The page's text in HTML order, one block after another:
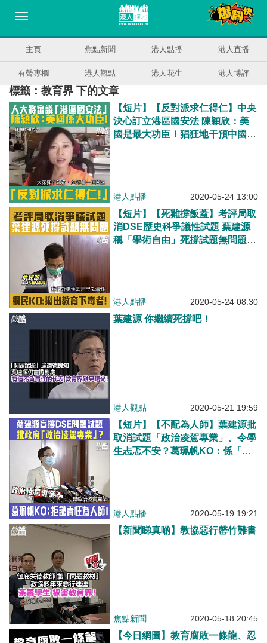
主頁 焦點新聞 港人點播 港人直播
有聲專欄 港人觀點 港人花生 港人博評
標籤：教育界 下的文章
【短片】【反對派求仁得仁】中央
決心訂立港區國安法 陳穎欣：美
國是最大功臣！猖狂地干預中國事
港人點播 2020-05-24 13:00
【短片】【死雞撐飯蓋】考評局取
消DSE歷史科爭議性試題 葉建源
稱「學術自由」死撐試題無問題
港人點播 2020-05-24 08:30
葉建源 你繼續死撐吧！
港人觀點 2020-05-21 19:59
【短片】【不配為人師】葉建源批
取消試題「政治凌駕專業」、令學
生忐忑不安？葛珮帆KO：係「黃
港人點播 2020-05-19 19:21
【新聞睇真啲】教協惡行罄竹難書
焦點新聞 2020-05-18 20:45
【今日網圖】教育腐敗一條龍、忍